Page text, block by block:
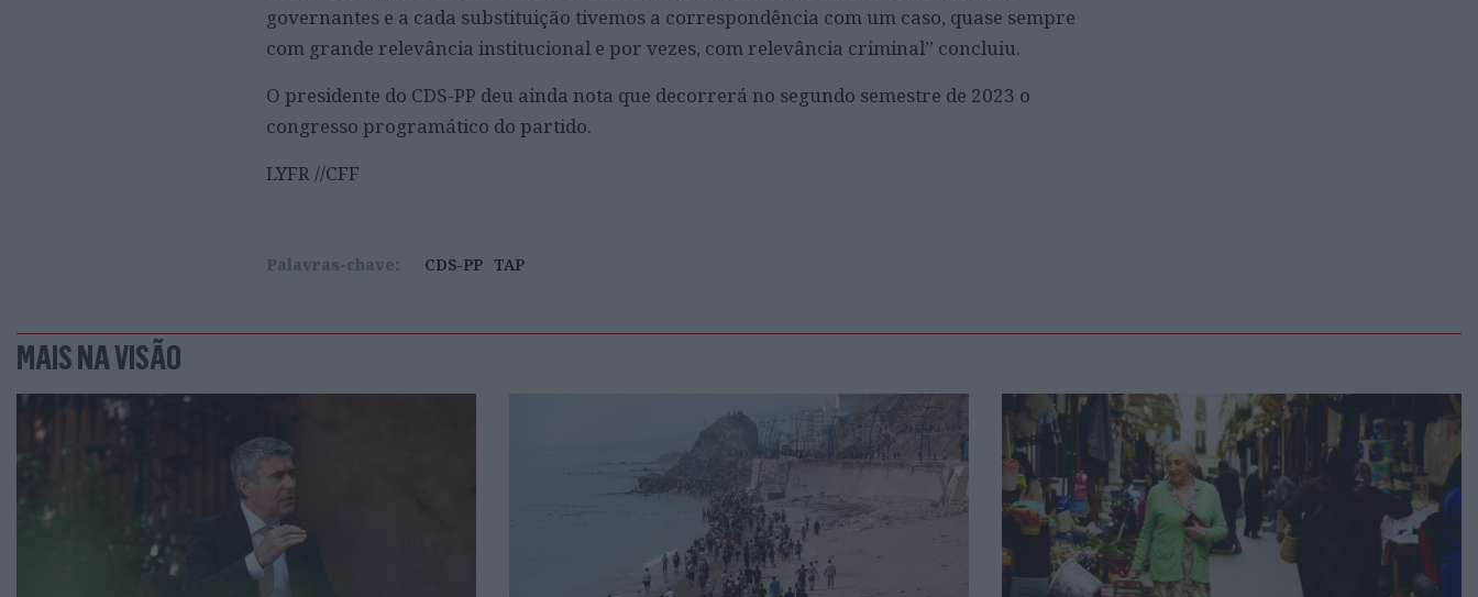
governantes e a cada substituição tivemos a correspondência com um caso, quase sempre
com grande relevância institucional e por vezes, com relevância criminal” concluiu.
O presidente do CDS-PP deu ainda nota que decorrerá no segundo semestre de 2023 o
congresso programático do partido.
LYFR //CFF
Palavras-chave: CDS-PP TAP
MAIS NA VISÃO